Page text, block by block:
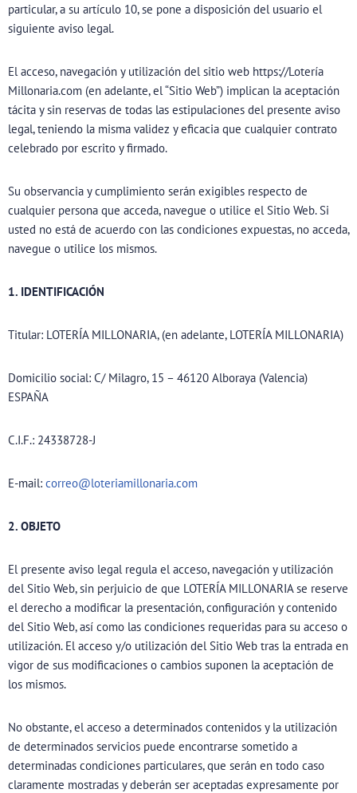
particular, a su artículo 10, se pone a disposición del usuario el
siguiente aviso legal.
El acceso, navegación y utilización del sitio web https://Lotería
Millonaria.com (en adelante, el “Sitio Web”) implican la aceptación
tácita y sin reservas de todas las estipulaciones del presente aviso
legal, teniendo la misma validez y eficacia que cualquier contrato
celebrado por escrito y firmado.
Su observancia y cumplimiento serán exigibles respecto de
cualquier persona que acceda, navegue o utilice el Sitio Web. Si
usted no está de acuerdo con las condiciones expuestas, no acceda,
navegue o utilice los mismos.
1. IDENTIFICACIÓN
Titular: LOTERÍA MILLONARIA, (en adelante, LOTERÍA MILLONARIA)
Domicilio social: C/ Milagro, 15 – 46120 Alboraya (Valencia)
ESPAÑA
C.I.F.: 24338728-J
E-mail: correo@loteriamillonaria.com
2. OBJETO
El presente aviso legal regula el acceso, navegación y utilización
del Sitio Web, sin perjuicio de que LOTERÍA MILLONARIA se reserve
el derecho a modificar la presentación, configuración y contenido
del Sitio Web, así como las condiciones requeridas para su acceso o
utilización. El acceso y/o utilización del Sitio Web tras la entrada en
vigor de sus modificaciones o cambios suponen la aceptación de
los mismos.
No obstante, el acceso a determinados contenidos y la utilización
de determinados servicios puede encontrarse sometido a
determinadas condiciones particulares, que serán en todo caso
claramente mostradas y deberán ser aceptadas expresamente por